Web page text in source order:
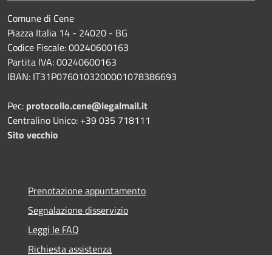
Comune di Cene
Piazza Italia 14 - 24020 - BG
Codice Fiscale: 00240600163
Partita IVA: 00240600163
IBAN: IT31P0760103200001078386693
Pec: protocollo.cene@legalmail.it
Centralino Unico: +39 035 718111
Sito vecchio
Prenotazione appuntamento
Segnalazione disservizio
Leggi le FAQ
Richiesta assistenza